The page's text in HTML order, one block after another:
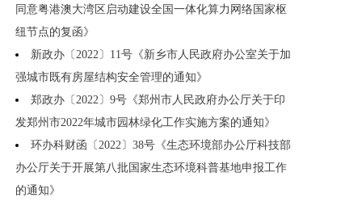
同意粤港澳大湾区启动建设全国一体化算力网络国家枢
纽节点的复函》
新政办〔2022〕11号《新乡市人民政府办公室关于加
强城市既有房屋结构安全管理的通知》
郑政办〔2022〕9号《郑州市人民政府办公厅关于印
发郑州市2022年城市园林绿化工作实施方案的通知》
环办科财函〔2022〕38号《生态环境部办公厅科技部
办公厅关于开展第八批国家生态环境科普基地申报工作
的通知》